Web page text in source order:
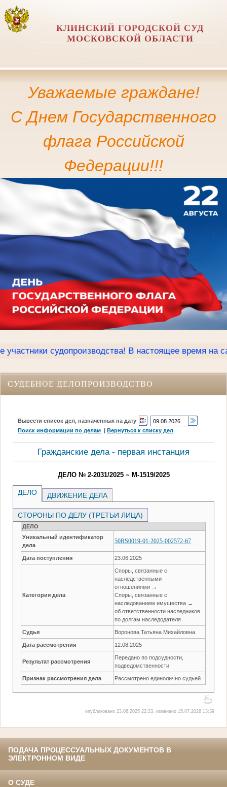
КЛИНСКИЙ ГОРОДСКОЙ СУД
МОСКОВСКОЙ ОБЛАСТИ
Уважаемые граждане!
С Днем Государственного
флага Российской
Федерации!!!
судопроизводства! В настоящее время на сайте
СУДЕБНОЕ ДЕЛОПРОИЗВОДСТВО
Вывести список дел, назначенных на дату
Поиск информации по делам
Вернуться к списку дел
Гражданские дела - первая инстанция
ДЕЛО № 2-2031/2025 ~ М-1519/2025
ДЕЛО ДВИЖЕНИЕ ДЕЛА
СТОРОНЫ ПО ДЕЛУ (ТРЕТЬИ ЛИЦА)
ДЕЛО
Уникальный идентификатор
дела
50RS0019-01-2025-002572-67
Дата поступления 23.06.2025
Категория дела
Споры, связанные с
наследственными
отношениями →
Споры, связанные с
наследованием имущества →
об ответственности наследников
по долгам наследодателя
Судья Воронова Татьяна Михайловна
Дата рассмотрения 12.08.2025
Результат рассмотрения
Передано по подсудности,
подведомственности
Признак рассмотрения дела Рассмотрено единолично судьей
опубликовано 23.06.2025 22:33, изменено 15.07.2026 13:39
ПОДАЧА ПРОЦЕССУАЛЬНЫХ ДОКУМЕНТОВ В
ЭЛЕКТРОННОМ ВИДЕ
О СУДЕ